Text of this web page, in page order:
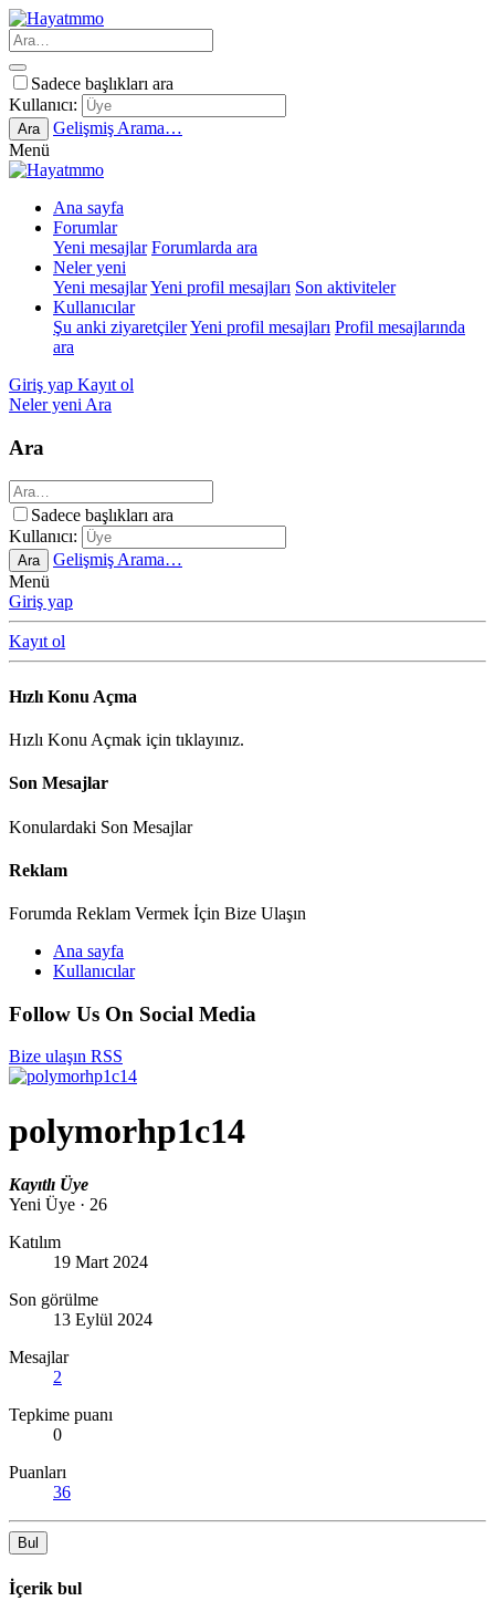
Sadece başlıkları ara
Kullanıcı:
Ara
Gelişmiş Arama…
Menü
Ana sayfa
Forumlar
Yeni mesajlar Forumlarda ara
Neler yeni
Yeni mesajlarYeni profil mesajları Son aktiviteler
Kullanıcılar
Şu anki ziyaretçilerYeni profil mesajları Profil mesajlarında
ara
Giriş yap Kayıt ol
Neler yeni Ara
Ara
Sadece başlıkları ara
Kullanıcı:
Ara
Gelişmiş Arama…
Menü
Giriş yap
Kayıt ol
Hızlı Konu Açma
Hızlı Konu Açmak için tıklayınız.
Son Mesajlar
Konulardaki Son Mesajlar
Reklam
Forumda Reklam Vermek İçin Bize Ulaşın
Ana sayfa
Kullanıcılar
Follow Us On Social Media
Bize ulaşın RSS
polymorhp1c14
Kayıtlı Üye
Yeni Üye · 26
Katılım
19 Mart 2024
Son görülme
13 Eylül 2024
Mesajlar
2
Tepkime puanı
0
Puanları
36
Bul
İçerik bul